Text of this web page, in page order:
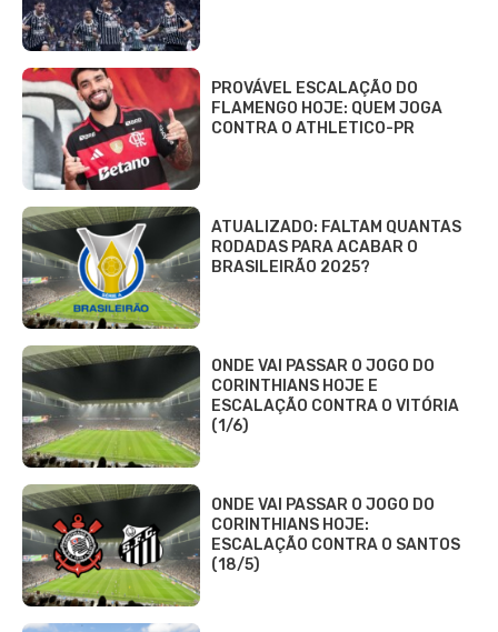
PROVÁVEL ESCALAÇÃO DO
FLAMENGO HOJE: QUEM JOGA
CONTRA O ATHLETICO-PR
ATUALIZADO: FALTAM QUANTAS
RODADAS PARA ACABAR O
BRASILEIRÃO 2025?
ONDE VAI PASSAR O JOGO DO
CORINTHIANS HOJE E
ESCALAÇÃO CONTRA O VITÓRIA
(1/6)
ONDE VAI PASSAR O JOGO DO
CORINTHIANS HOJE:
ESCALAÇÃO CONTRA O SANTOS
(18/5)